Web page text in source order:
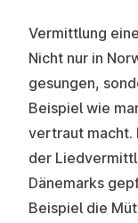
Vermittlung
Nicht nur in
gesungen,
Beispiel wie
vertraut macht.
der
Dänemarks
Beispiel die